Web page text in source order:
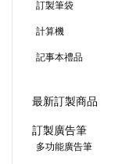
訂製筆袋
計算機
記事本禮品
最新訂製商品
訂製廣告筆
多功能廣告筆